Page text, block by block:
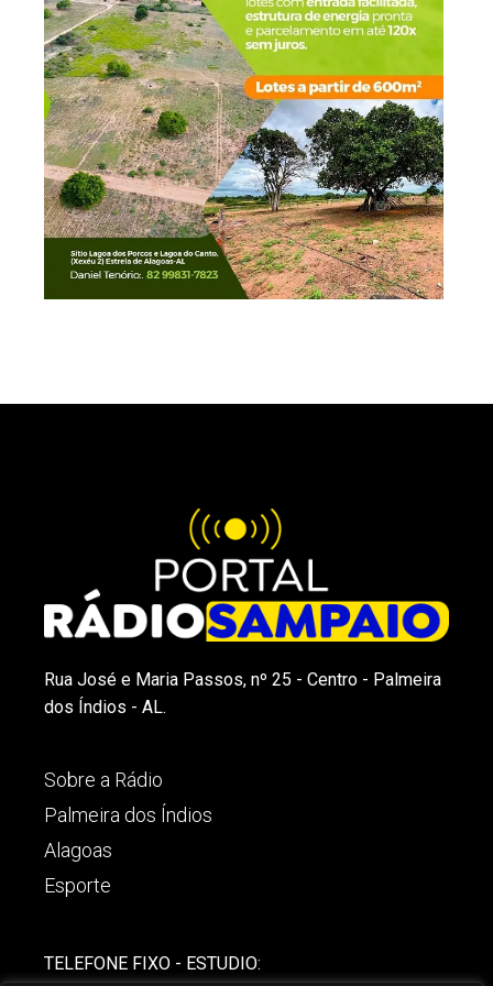
Rua José e Maria Passos, nº 25 - Centro - Palmeira
dos Índios - AL.
Sobre a Rádio
Palmeira dos Índios
Alagoas
Esporte
TELEFONE FIXO - ESTUDIO: